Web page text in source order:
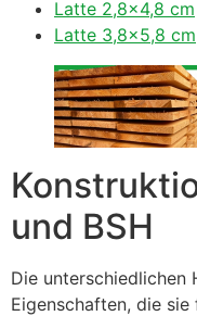
Latte 2,8×4,8 cm
Latte 3,8×5,8 cm
und BSH
Die unterschiedlichen
Eigenschaften, die